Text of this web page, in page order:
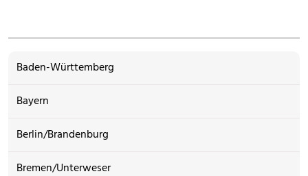
Baden-Württemberg
Bayern
Berlin/Brandenburg
Bremen/Unterweser